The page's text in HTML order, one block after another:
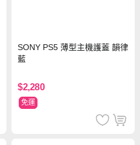
SONY PS5 薄型主機護蓋 韻律
藍
$2,280
免運